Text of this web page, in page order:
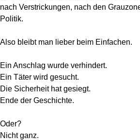
nach Verstrickungen, nach den
Politik.
Also bleibt man lieber beim Einfachen.
Ein Anschlag wurde verhindert.
Ein Täter wird gesucht.
Die Sicherheit hat gesiegt.
Ende der Geschichte.
Oder?
Nicht ganz.